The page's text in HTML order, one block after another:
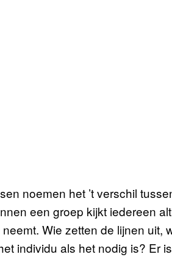
noemen het ’t verschil
een groep kijkt iedereen
Wie zetten de lijnen uit,
individu als het nodig is? Er